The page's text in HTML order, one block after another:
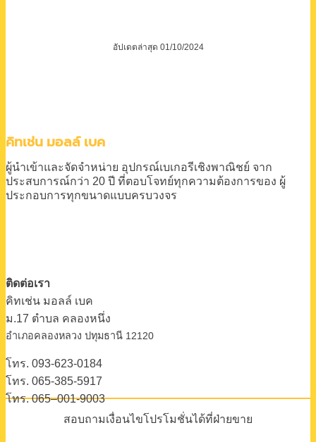
อัปเดตล่าสุด 01/10/2024
คิทเช่น มอลล์ เบค
ผู้นำเข้าและจัดจำหน่าย อุปกรณ์เบเกอรีเชิงพาณิชย์ จาก
ประสบการณ์กว่า 20 ปี ที่ตอบโจทย์ทุกความต้องการของ ผู้
ประกอบการทุกขนาดแบบครบวงจร
ติดต่อเรา
คิทเช่น มอลล์ เบค
ม.17 ตําบล คลองหนึ่ง
อําเภอคลองหลวง ปทุมธานี 12120
โทร. 093-623-0184
โทร. 065-385-5917
โทร. 065–001-9003
สอบถามเงื่อนไขโปรโมชั่นได้ที่ฝ่ายขาย